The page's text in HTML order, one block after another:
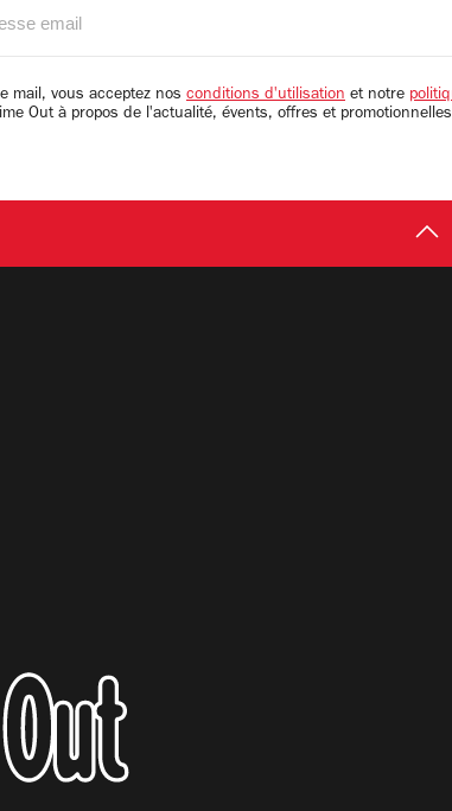
mail, vous acceptez nos conditions d'utilisation et notre
Out à propos de l'actualité, évents, offres et